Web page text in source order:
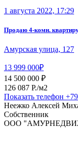
1 августа 2022, 17:29
Продаю 4-комн.
Амурская улица, 127
13 999 000₽
14 500 000 ₽
126 087 P./м2
Показать телефон
Неежко Алексей
Собственник
ООО